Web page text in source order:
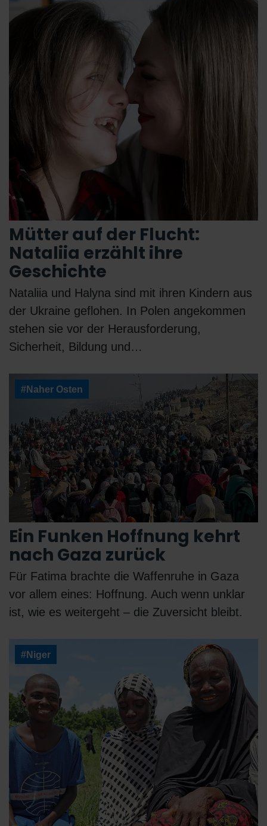
Mütter auf der Flucht:
Nataliia erzählt ihre
Geschichte
Nataliia und Halyna sind mit ihren Kindern aus
der Ukraine geflohen. In Polen angekommen
stehen sie vor der Herausforderung,
Sicherheit, Bildung und…
#Naher Osten
Ein Funken Hoffnung kehrt
nach Gaza zurück
Für Fatima brachte die Waffenruhe in Gaza
vor allem eines: Hoffnung. Auch wenn unklar
ist, wie es weitergeht – die Zuversicht bleibt.
#Niger